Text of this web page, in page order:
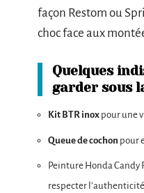
façon Restom ou
choc face aux
Quelques
garder sous
Kit BTR inox pour une
Queue de cochon pour
Peinture Honda Candy
respecter l’authenticité